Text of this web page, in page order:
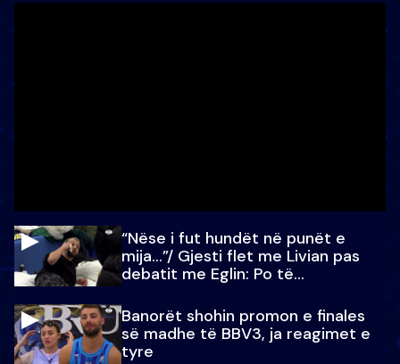
“Nëse i fut hundët në punët e
mija…”/ Gjesti flet me Livian pas
debatit me Eglin: Po të
Banorët shohin promon e finales
së madhe të BBV3, ja reagimet e
tyre